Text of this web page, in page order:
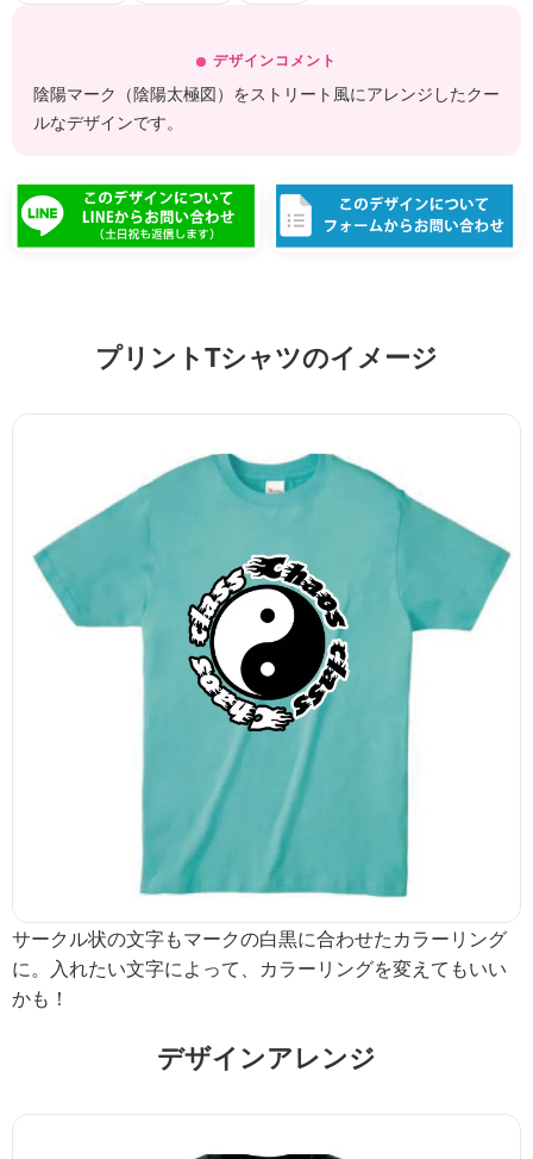
デザインコメント
陰陽マーク（陰陽太極図）をストリート風にアレンジしたクー
ルなデザインです。
プリントTシャツのイメージ
サークル状の文字もマークの白黒に合わせたカラーリング
に。入れたい文字によって、カラーリングを変えてもいい
かも！
デザインアレンジ